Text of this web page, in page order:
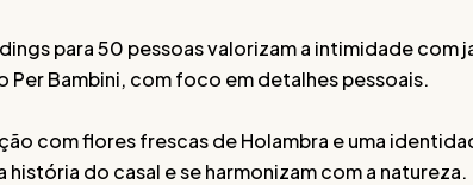
para 50 pessoas valorizam a intimidade com
Per Bambini, com foco em detalhes pessoais.
com flores frescas de Holambra e uma
história do casal e se harmonizam com a natureza.